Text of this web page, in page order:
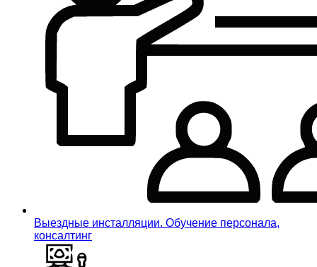
Выездные инсталляции. Обучение персонала,
консалтинг